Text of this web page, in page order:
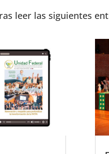
leer las siguientes